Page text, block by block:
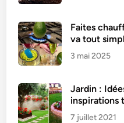
Faites
va tout
3 mai 2025
Jardin :
inspirations
7 juillet 2021